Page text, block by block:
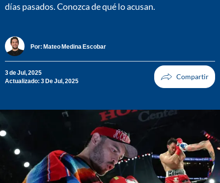
días pasados. Conozca de qué lo acusan.
Por: Mateo Medina Escobar
3 de Jul, 2025
Actualizado: 3 De Jul, 2025